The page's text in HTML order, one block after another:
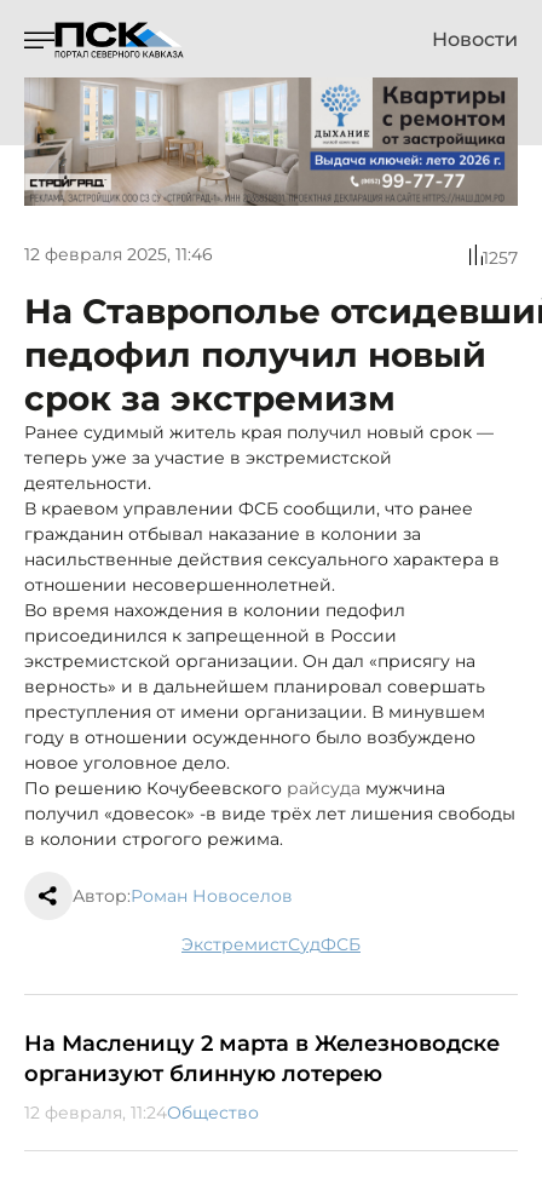
Новости
12 февраля 2025, 11:46 1257
На Ставрополье
педофил получил новый
срок за экстремизм
Ранее судимый житель края получил новый срок —
теперь уже за участие в экстремистской
деятельности.
В краевом управлении ФСБ сообщили, что ранее
гражданин отбывал наказание в колонии за
насильственные действия сексуального характера в
отношении несовершеннолетней.
Во время нахождения в колонии педофил
присоединился к запрещенной в России
экстремистской организации. Он дал «присягу на
верность» и в дальнейшем планировал совершать
преступления от имени организации. В минувшем
году в отношении осужденного было возбуждено
новое уголовное дело.
По решению Кочубеевского райсуда мужчина
получил «довесок» -в виде трёх лет лишения свободы
в колонии строгого режима.
Автор:Роман Новоселов
экстремист суд ФСБ
На Масленицу 2 марта в Железноводске
организуют блинную лотерею
12 февраля, 11:24Общество